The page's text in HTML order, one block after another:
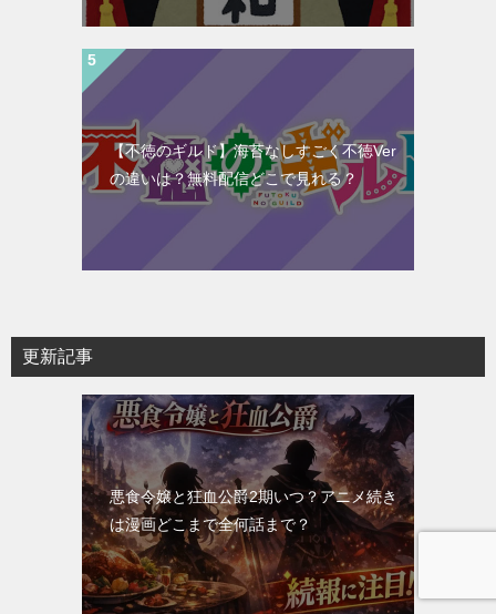
【不徳のギルド】海苔なしすごく不徳Ver
の違いは？無料配信どこで見れる？
更新記事
悪食令嬢と狂血公爵2期いつ？アニメ続き
は漫画どこまで全何話まで？